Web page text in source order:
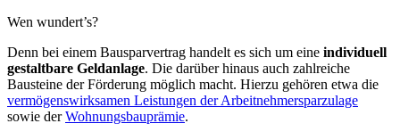
Wen wundert’s?
Denn bei einem Bausparvertrag handelt es sich um eine individuell
gestaltbare Geldanlage. Die darüber hinaus auch zahlreiche
Bausteine der Förderung möglich macht. Hierzu gehören etwa die
vermögenswirksamen Leistungen der Arbeitnehmersparzulage
sowie derWohnungsbauprämie.